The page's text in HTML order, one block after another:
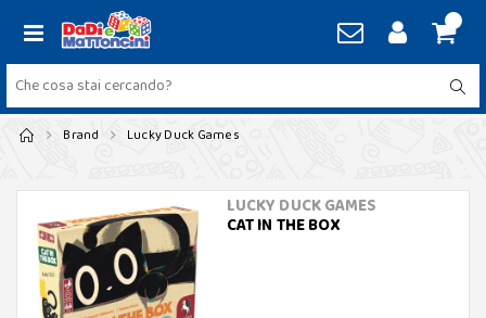
Brand Lucky Duck Games
LUCKY DUCK GAMES
CAT IN THE BOX